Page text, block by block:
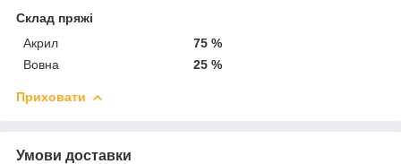
Склад пряжі
Акрил
75 %
Вовна
25 %
Приховати
Умови доставки